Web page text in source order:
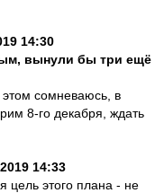
14:30
вынули бы три ещё
этом сомневаюсь, в
8-го декабря, ждать
14:33
цель этого плана - не